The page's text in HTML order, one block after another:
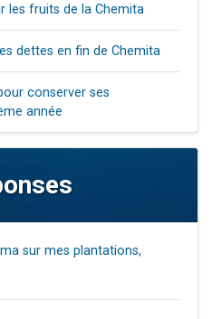
les fruits de la Chemita
dettes en fin de Chemita
conserver ses
année
sur mes plantations,